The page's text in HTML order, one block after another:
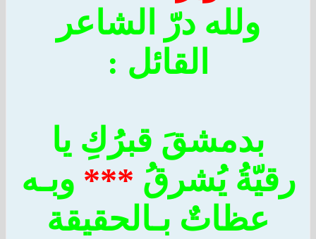
ولله درّ الشاعر
القائل :
بدمشقَ قبرُكِ يا
يُشرقُ ***وبـه
عظاتٌ بـالحقيقة